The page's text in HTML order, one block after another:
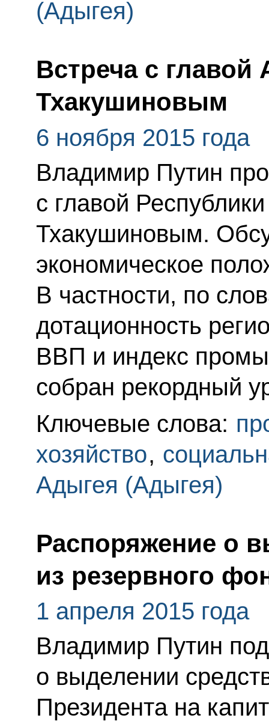
(Адыгея)
Встреча с
Тхакушиновым
6 ноября 2015 года
Владимир Путин
с главой
Тхакушиновым.
экономическое
В частности, по
дотационность
ВВП и индекс
собран рекордный
Ключевые слова:
хозяйство,
Адыгея (Адыгея)
Распоряжение о
из резервного
1 апреля 2015 года
Владимир Путин
о выделении
Президента на